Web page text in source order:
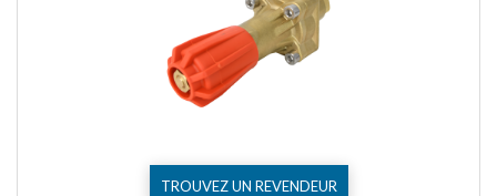
TROUVEZ UN REVENDEUR